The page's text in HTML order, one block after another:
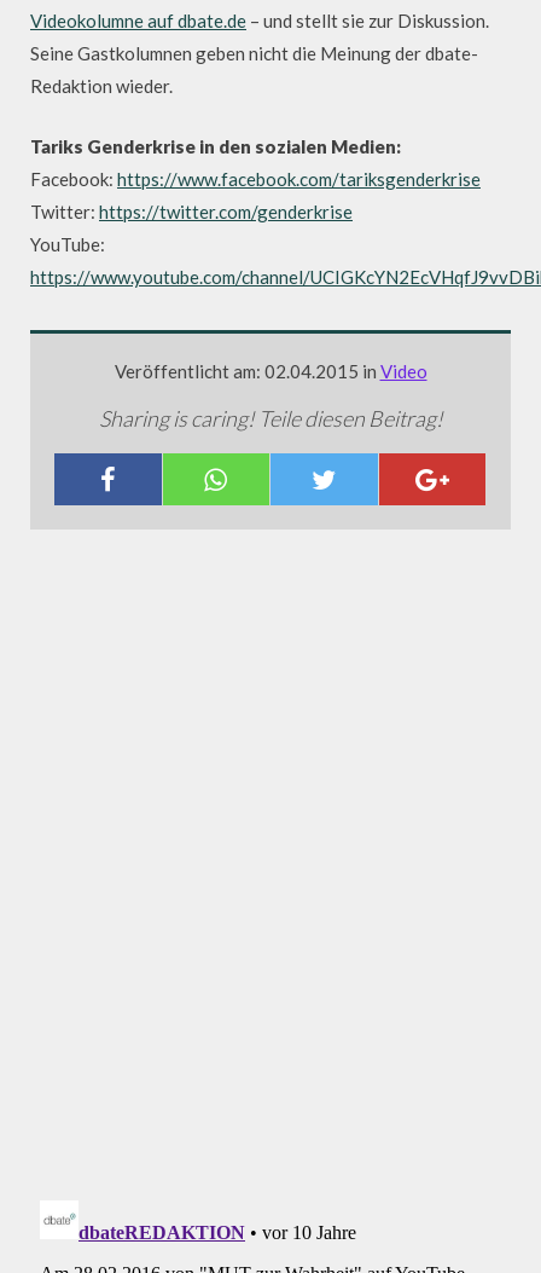
Videokolumne auf dbate.de – und stellt sie zur Diskussion.
Seine Gastkolumnen geben nicht die Meinung der dbate-
Redaktion wieder.
Tariks Genderkrise in den sozialen Medien:
Facebook: https://www.facebook.com/tariksgenderkrise
Twitter: https://twitter.com/genderkrise
YouTube:
https://www.youtube.com/channel/
Veröffentlicht am: 02.04.2015 in Video
Sharing is caring! Teile diesen Beitrag!